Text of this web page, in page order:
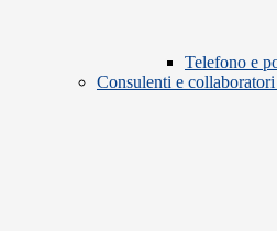
Telefono e
Consulenti e collaboratori